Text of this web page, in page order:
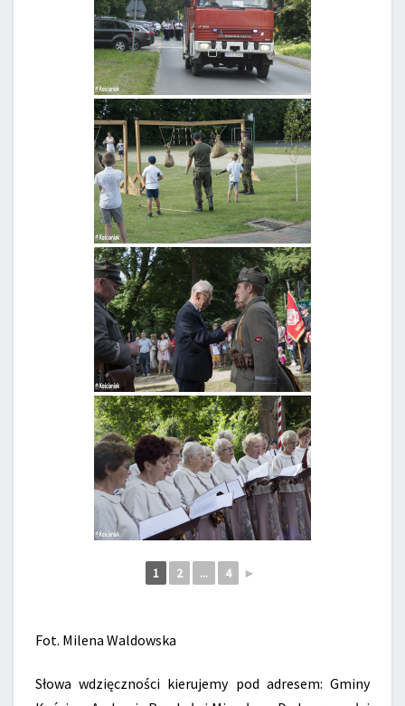
1 2 ... 4 ►
Fot. Milena Waldowska
Słowa wdzięczności kierujemy pod adresem: Gminy